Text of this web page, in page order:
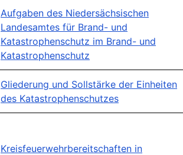
Aufgaben des Niedersächsischen
Landesamtes für Brand- und
Katastrophenschutz im Brand- und
Katastrophenschutz
Gliederung und Sollstärke der Einheiten
des Katastrophenschutzes
Kreisfeuerwehrbereitschaften in